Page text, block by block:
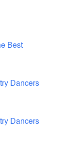
Best
Dancers
Dancers